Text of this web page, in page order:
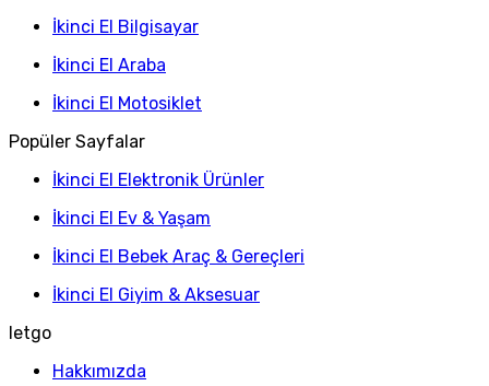
İkinci El Bilgisayar
İkinci El Araba
İkinci El Motosiklet
Popüler Sayfalar
İkinci El Elektronik Ürünler
İkinci El Ev & Yaşam
İkinci El Bebek Araç & Gereçleri
İkinci El Giyim & Aksesuar
letgo
Hakkımızda